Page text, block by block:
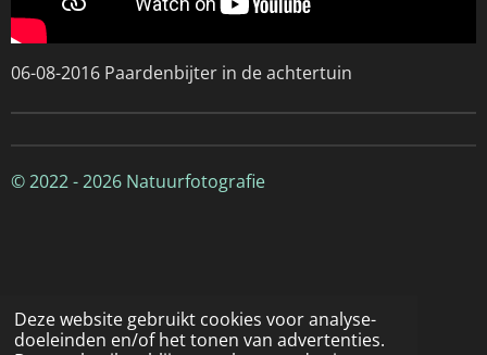
Deze website gebruikt cookies voor analyse-
doeleinden en/of het tonen van advertenties.
06-08-2016 Paardenbijter in de achtertuin
© 2022 - 2026 Natuurfotografie